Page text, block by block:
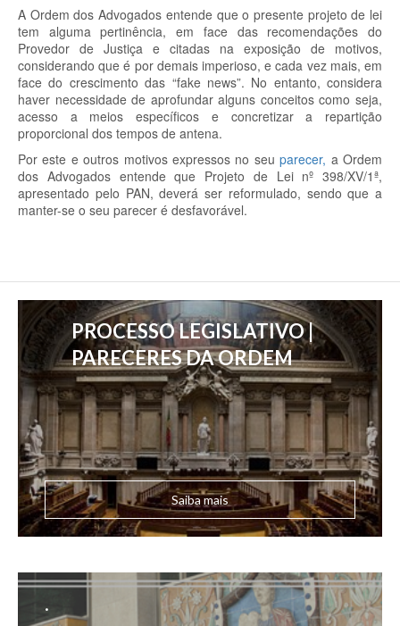
A Ordem dos Advogados entende que o presente projeto de lei
tem alguma pertinência, em face das recomendações do
Provedor de Justiça e citadas na exposição de motivos,
considerando que é por demais imperioso, e cada vez mais, em
face do crescimento das “fake news”. No entanto, considera
haver necessidade de aprofundar alguns conceitos como seja,
acesso a meios específicos e concretizar a repartição
proporcional dos tempos de antena.
Por este e outros motivos expressos no seu parecer, a Ordem
dos Advogados entende que Projeto de Lei nº 398/XV/1ª,
apresentado pelo PAN, deverá ser reformulado, sendo que a
manter-se o seu parecer é desfavorável.
PROCESSO LEGISLATIVO |
PARECERES DA ORDEM
Saiba mais
.